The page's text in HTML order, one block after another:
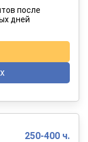
после
дней
250-400 ч.